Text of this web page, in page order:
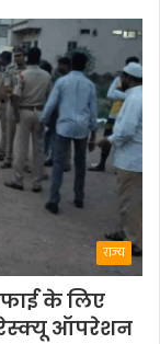
राज्य
के लिए
रेस्क्यू ऑपरेशन